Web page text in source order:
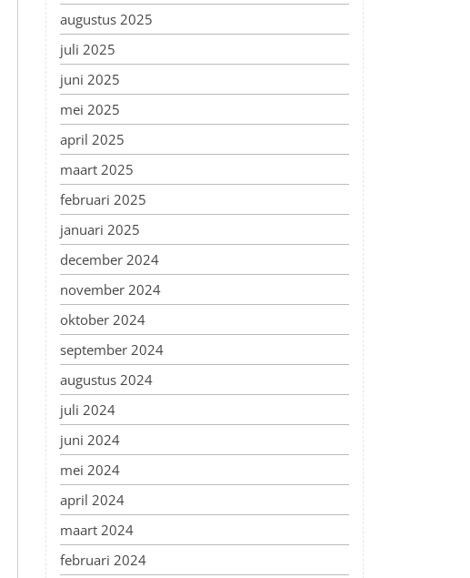
augustus 2025
juli 2025
juni 2025
mei 2025
april 2025
maart 2025
februari 2025
januari 2025
december 2024
november 2024
oktober 2024
september 2024
augustus 2024
juli 2024
juni 2024
mei 2024
april 2024
maart 2024
februari 2024